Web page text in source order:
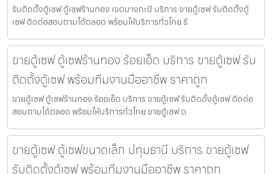
รับติดตั้งตู้เซฟ ตู้เซฟร้านทอง เขตบางกะปิ บริการ ขายตู้เซฟ รับติดตั้งตู้
เซฟ ติดต่อสอบถามได้ตลอด พร้อมให้บริการทั่วไทย รั
ขายตู้เซฟ ตู้เซฟร้านทอง ร้อยเอ็ด บริการ ขายตู้เซฟ รับ
ติดตั้งตู้เซฟ พร้อมทีมงานมืออาชีพ ราคาถูก
ขายตู้เซฟ ตู้เซฟร้านทอง ร้อยเอ็ด บริการ ขายตู้เซฟ รับติดตั้งตู้เซฟ ติดต่อ
สอบถามได้ตลอด พร้อมให้บริการทั่วไทย ขายตู้เซฟ ต
ขายตู้เซฟ ตู้เซฟขนาดเล็ก ปทุมธานี บริการ ขายตู้เซฟ
รับติดตั้งตู้เซฟ พร้อมทีมงานมืออาชีพ ราคาถูก